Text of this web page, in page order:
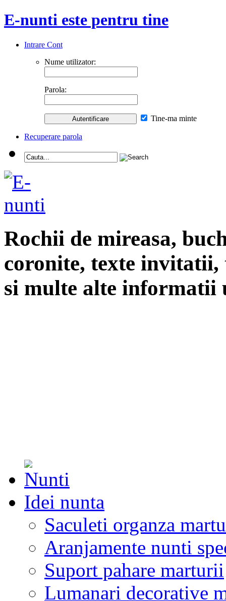
E-nunti este pentru tine
Intrare Cont
Nume utilizator:
Parola:
Tine-ma minte
Recuperare parola
Rochii de mireasa,
coronite, texte
si multe alte informatii
Idei nunta
Saculeti organza
Aranjamente nunti
Suport pahare marturii
Lumanari decorative